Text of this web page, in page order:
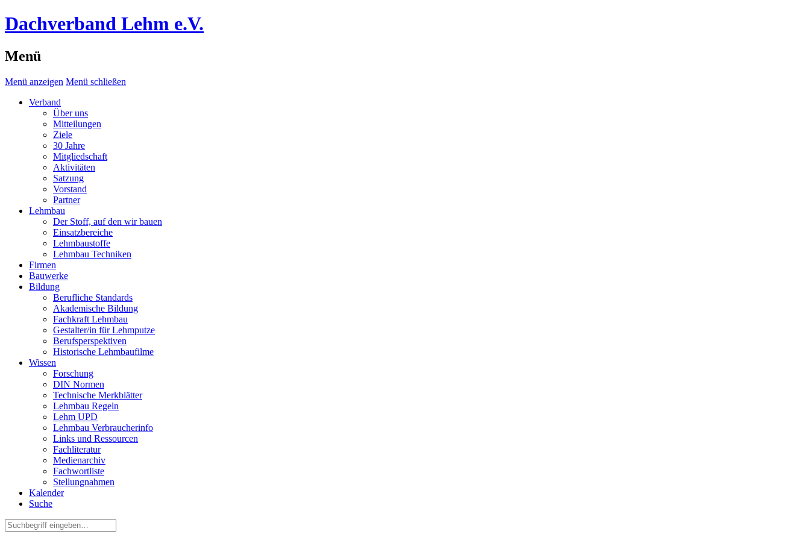
Dachverband Lehm e.V.
Menü
Menü anzeigen Menü schließen
Verband
Über uns
Mitteilungen
Ziele
30 Jahre
Mitgliedschaft
Aktivitäten
Satzung
Vorstand
Partner
Lehmbau
Der Stoff, auf den wir bauen
Einsatzbereiche
Lehmbaustoffe
Lehmbau Techniken
Firmen
Bauwerke
Bildung
Berufliche Standards
Akademische Bildung
Fachkraft Lehmbau
Gestalter/in für Lehmputze
Berufsperspektiven
Historische Lehmbaufilme
Wissen
Forschung
DIN Normen
Technische Merkblätter
Lehmbau Regeln
Lehm UPD
Lehmbau Verbraucherinfo
Links und Ressourcen
Fachliteratur
Medienarchiv
Fachwortliste
Stellungnahmen
Kalender
Suche